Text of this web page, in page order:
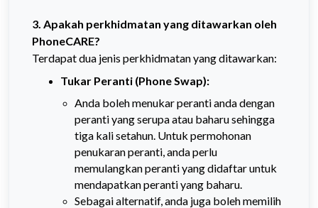
3. Apakah perkhidmatan yang ditawarkan oleh
PhoneCARE?
Terdapat dua jenis perkhidmatan yang ditawarkan:
Tukar Peranti (Phone Swap):
Anda boleh menukar peranti anda dengan
peranti yang serupa atau baharu sehingga
tiga kali setahun. Untuk permohonan
penukaran peranti, anda perlu
memulangkan peranti yang didaftar untuk
mendapatkan peranti yang baharu.
Sebagai alternatif, anda juga boleh memilih